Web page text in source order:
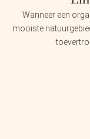
Wanneer een
mooiste